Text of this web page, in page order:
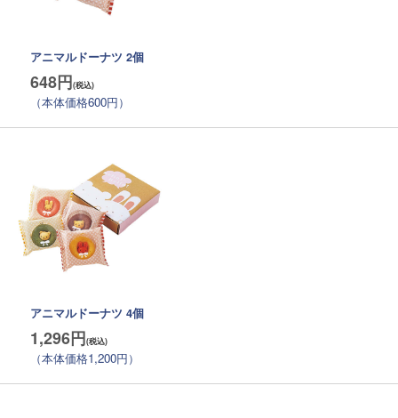
アニマルドーナツ 2個
648円
（本体価格600円）
アニマルドーナツ 4個
1,296円
（本体価格1,200円）